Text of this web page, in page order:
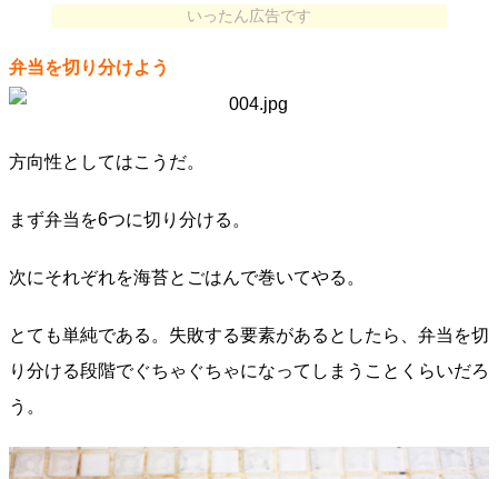
いったん広告です
弁当を切り分けよう
方向性としてはこうだ。
まず弁当を6つに切り分ける。
次にそれぞれを海苔とごはんで巻いてやる。
とても単純である。失敗する要素があるとしたら、弁当を切
り分ける段階でぐちゃぐちゃになってしまうことくらいだろ
う。